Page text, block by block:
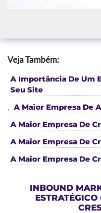
Veja Também:
A Importância De Um
Seu Site
, A Maior Empresa De
A Maior Empresa De
A Maior Empresa De
A Maior Empresa De
INBOUND